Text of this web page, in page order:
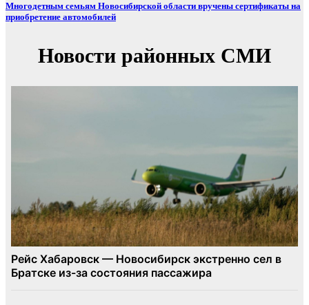
Многодетным семьям Новосибирской области вручены сертификаты на
приобретение автомобилей